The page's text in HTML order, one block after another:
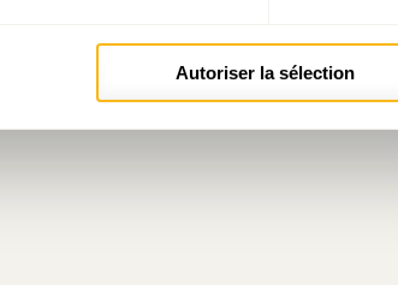
Autoriser la sélection